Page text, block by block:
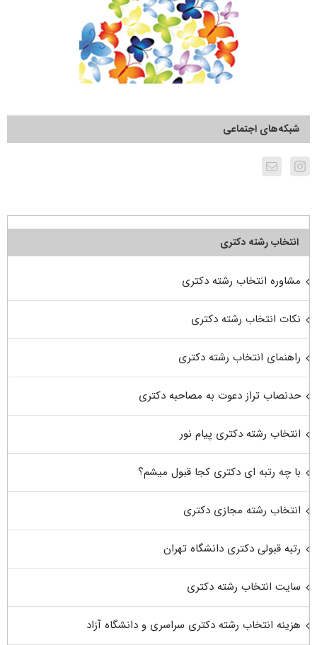
شبکه‌های اجتماعی
انتخاب رشته دکتری
مشاوره انتخاب رشته دکتری
نکات انتخاب رشته دکتری
راهنمای انتخاب رشته دکتری
حدنصاب تراز دعوت به مصاحبه دکتری
انتخاب رشته دکتری پیام نور
با چه رتبه ای دکتری کجا قبول میشم؟
انتخاب رشته مجازی دکتری
رتبه قبولی دکتری دانشگاه تهران
سایت انتخاب رشته دکتری
هزینه انتخاب رشته دکتری سراسری و دانشگاه آزاد